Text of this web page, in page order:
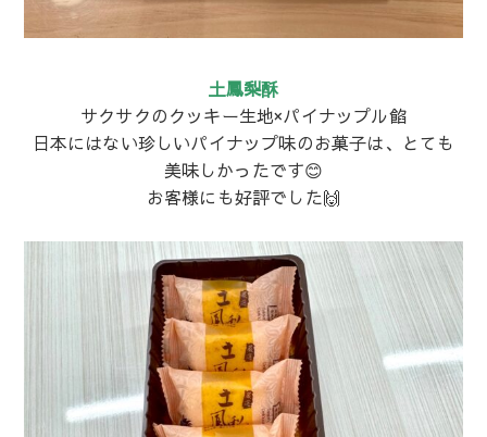
土鳳梨酥
サクサクのクッキー生地×パイナップル餡
日本にはない珍しいパイナップ味のお菓子は、とても
美味しかったです😊
お客様にも好評でした🙌